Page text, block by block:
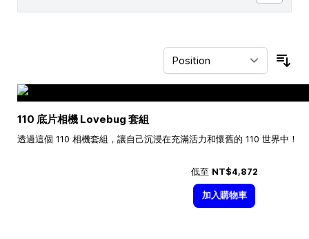
110 底片相機 Lovebug 套組
透過這個 110 相機套組，讓自己沉浸在充滿活力和懷舊的 110 世界中！
低至 NT$4,872
加入購物車